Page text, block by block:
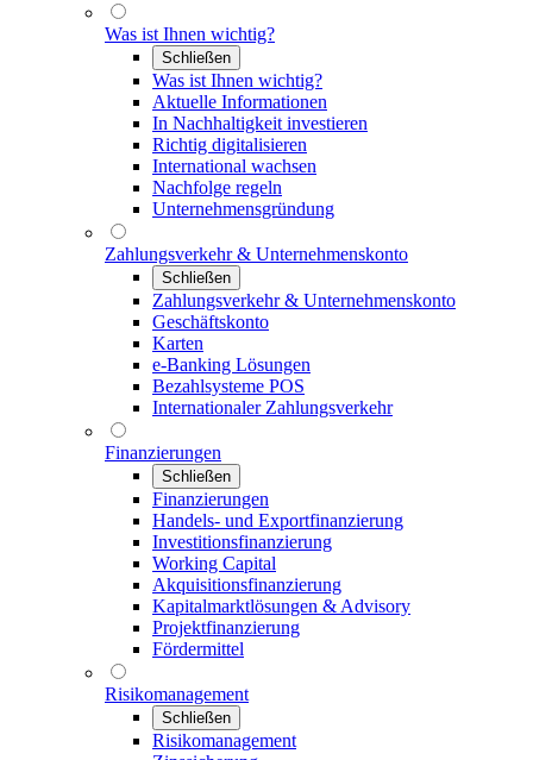
Was ist Ihnen wichtig?
Schließen
Was ist Ihnen wichtig?
Aktuelle Informationen
In Nachhaltigkeit investieren
Richtig digitalisieren
International wachsen
Nachfolge regeln
Unternehmensgründung
Zahlungsverkehr & Unternehmenskonto
Schließen
Zahlungsverkehr & Unternehmenskonto
Geschäftskonto
Karten
e-Banking Lösungen
Bezahlsysteme POS
Internationaler Zahlungsverkehr
Finanzierungen
Schließen
Finanzierungen
Handels- und Exportfinanzierung
Investitionsfinanzierung
Working Capital
Akquisitionsfinanzierung
Kapitalmarktlösungen & Advisory
Projektfinanzierung
Fördermittel
Risikomanagement
Schließen
Risikomanagement